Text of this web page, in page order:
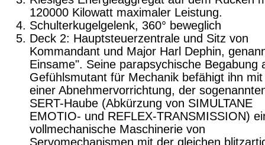
120000 Kilowatt maximaler Leistung.
Schulterkugelgelenk, 360° beweglich
Deck 2: Hauptsteuerzentrale und Sitz von
Kommandant und Major Harl Dephin,
Einsame". Seine parapsychische Bega­bung
Gefühlsmutant für Mechanik befähigt ihn mit
einer Abnehmervorrichtung, der
SERT-Haube (Abkürzung von SIMULTANE
EMOTIO- und REFLEX-TRANS­MISSION)
vollmechanische Maschinerie von
Servomechanismen mit der gleichen